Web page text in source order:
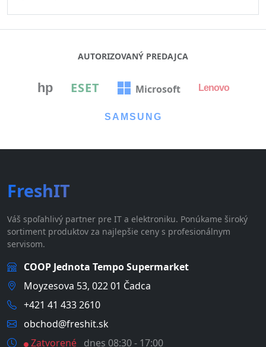
AUTORIZOVANÝ PREDAJCA
hp ESET Microsoft Lenovo
SAMSUNG
FreshIT
Váš spoľahlivý partner pre IT a elektroniku. Ponúkame široký
sortiment produktov za najlepšie ceny s profesionálnym
servisom.
COOP Jednota Tempo Supermarket
Moyzesova 53, 022 01 Čadca
+421 41 433 2610
obchod@freshit.sk
Zatvorené dnes 08:30 - 17:00